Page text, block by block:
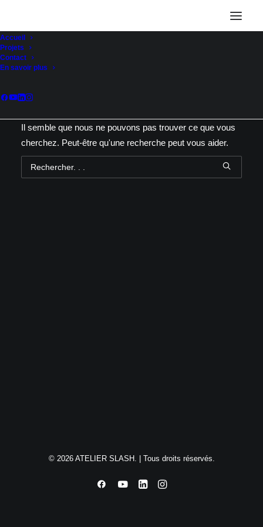
Accueil
Projets
Contact
En savoir plus
Rien Trouvé
Il semble que nous ne pouvons pas trouver ce que vous
cherchez. Peut-être qu'une recherche peut vous aider.
© 2026 ATELIER SLASH. | Tous droits réservés.